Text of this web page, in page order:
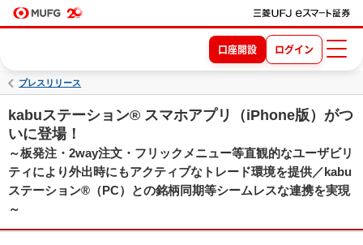
口座開設 ログイン
プレスリリース
kabuステーション® スマホアプリ（iPhone版）がつ
いに登場！
～板発注・2way注文・フリックメニュー等直観的なユーザビリ
ティにより外出時にもアクティブなトレード環境を提供／kabu
ステーション®（PC）との銘柄同期等シームレスな連携を実現
～